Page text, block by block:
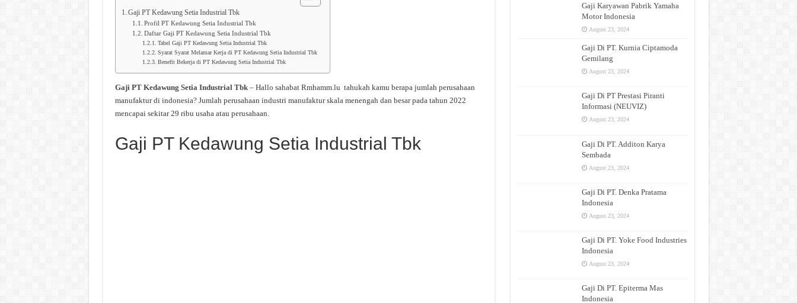
Gaji PT Kedawung Setia Industrial Tbk
Profil PT Kedawung Setia Industrial Tbk
Daftar Gaji PT Kedawung Setia Industrial Tbk
Tabel Gaji PT Kedawung Setia Industrial Tbk
Syarat Syarat Melamar Kerja di PT Kedawung Setia Industrial Tbk
Benefit Bekerja di PT Kedawung Setia Industrial Tbk
Gaji PT Kedawung Setia Industrial Tbk– Hallo sahabat Rmhamm.lu tahukah kamu berapa jumlah perusahaan
manufaktur di indonesia? Jumlah perusahaan industri manufaktur skala menengah dan besar pada tahun 2022
mencapai sekitar 29 ribu usaha atau perusahaan.
Gaji PT Kedawung Setia Industrial Tbk
Gaji Karyawan Pabrik Yamaha
Motor Indonesia
August 23, 2024
Gaji Di PT. Kurnia Ciptamoda
Gemilang
August 23, 2024
Gaji Di PT Prestasi Piranti
Informasi (NEUVIZ)
August 23, 2024
Gaji Di PT. Additon Karya
Sembada
August 23, 2024
Gaji Di PT. Denka Pratama
Indonesia
August 23, 2024
Gaji Di PT. Yoke Food Industries
Indonesia
August 23, 2024
Gaji Di PT. Epiterma Mas
Indonesia